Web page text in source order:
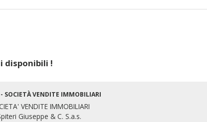
disponibili !
- SOCIETÀ VENDITE IMMOBILIARI
VENDITE IMMOBILIARI
Giuseppe & C. S.a.s.